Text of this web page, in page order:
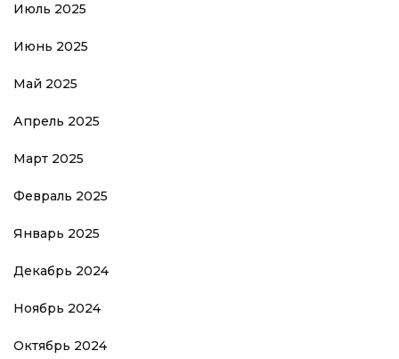
Июль 2025
Июнь 2025
Май 2025
Апрель 2025
Март 2025
Февраль 2025
Январь 2025
Декабрь 2024
Ноябрь 2024
Октябрь 2024